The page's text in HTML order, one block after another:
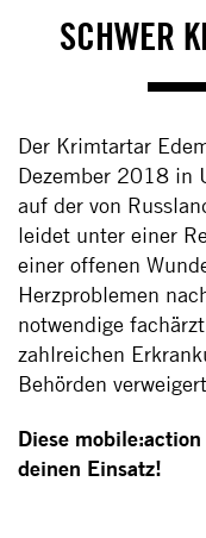
SCHWER
Der Krimtartar
Dezember 2018 in
auf der von
leidet unter einer
einer offenen
Herzproblemen
notwendige
zahlreichen
Behörden
Diese
deinen Einsatz!